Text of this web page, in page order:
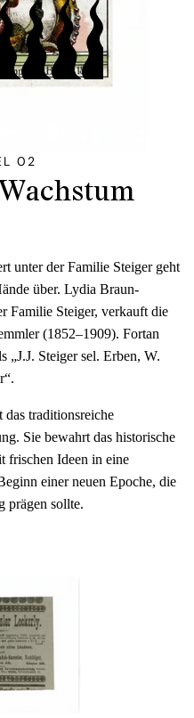
02
unter der Familie Steiger geht
über. Lydia Braun-
Familie Steiger, verkauft die
(1852–1909). Fortan
„J.J. Steiger sel. Erben, W.
traditionsreiche
Sie bewahrt das historische
frischen Ideen in eine
einer neuen Epoche, die
prägen sollte.